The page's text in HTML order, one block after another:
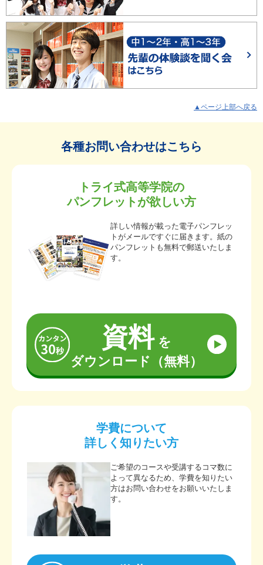
▲ページ上部へ戻る
各種お問い合わせはこちら
トライ式高等学院の
パンフレットが欲しい方
詳しい情報が載った電子パンフレッ
トがメールですぐに届きます。紙の
パンフレットも無料で郵送いたしま
す。
資料を
ダウンロード（無料）
学費について
詳しく知りたい方
ご希望のコースや受講するコマ数に
よって異なるため、学費を知りたい
方はお問い合わせをお願いいたしま
す。